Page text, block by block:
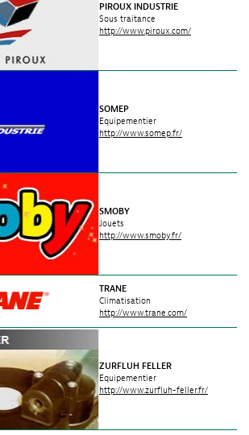
PIROUX INDUSTRIE
Sous traitance
http://www.piroux.com/
SOMEP
Equipementier
http://www.somep.fr/
SMOBY
Jouets
http://www.smoby.fr/
TRANE
Climatisation
http://www.trane.com/
ZURFLUH FELLER
Equipementier
http://www.zurfluh-feller.fr/